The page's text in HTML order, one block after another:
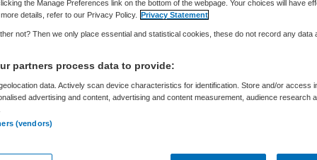
met een aangeboren hartafwijking die in hun
zouden hun hele leven onder controle van
the Manage Preferences link on the bottom of the webpage. Your choices will have
details, refer to our Privacy Policy.
Privacy Statement
not? Then we only place essential and statistical cookies, these do not record any data
partners process data to provide:
data. Actively scan device characteristics for identification. Store and/or access
advertising and content, advertising and content measurement, audience research
(vendors)